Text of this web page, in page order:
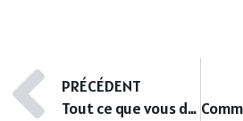
PRÉCÉDENT
Tout ce que vous devez savoir sur la location d’un T3 à Orléans